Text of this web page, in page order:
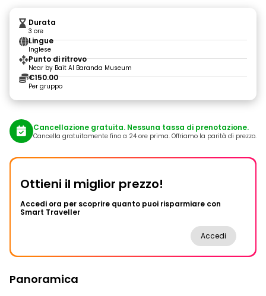
Durata
3 ore
Lingue
Inglese
Punto di ritrovo
Near by Bait Al Baranda Museum
€150.00
Per gruppo
Cancellazione gratuita. Nessuna tassa di prenotazione.
Cancella gratuitamente fino a 24 ore prima. Offriamo la parità di prezzo.
Ottieni il miglior prezzo!
Accedi ora per scoprire quanto puoi risparmiare con
Smart Traveller
Accedi
Panoramica